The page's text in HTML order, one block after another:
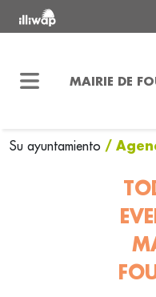
MAIRIE DE
Su ayuntamiento /